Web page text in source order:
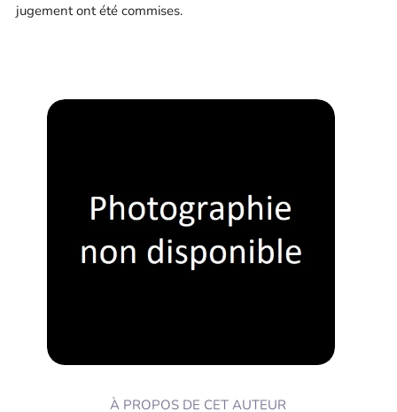
jugement ont été commises.
À PROPOS DE CET AUTEUR